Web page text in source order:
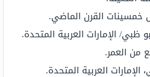
خمسينات القرن الماضي.
ظبي/ الإمارات العربية المتحدة.
من العمر.
الإمارات العربية المتحدة.